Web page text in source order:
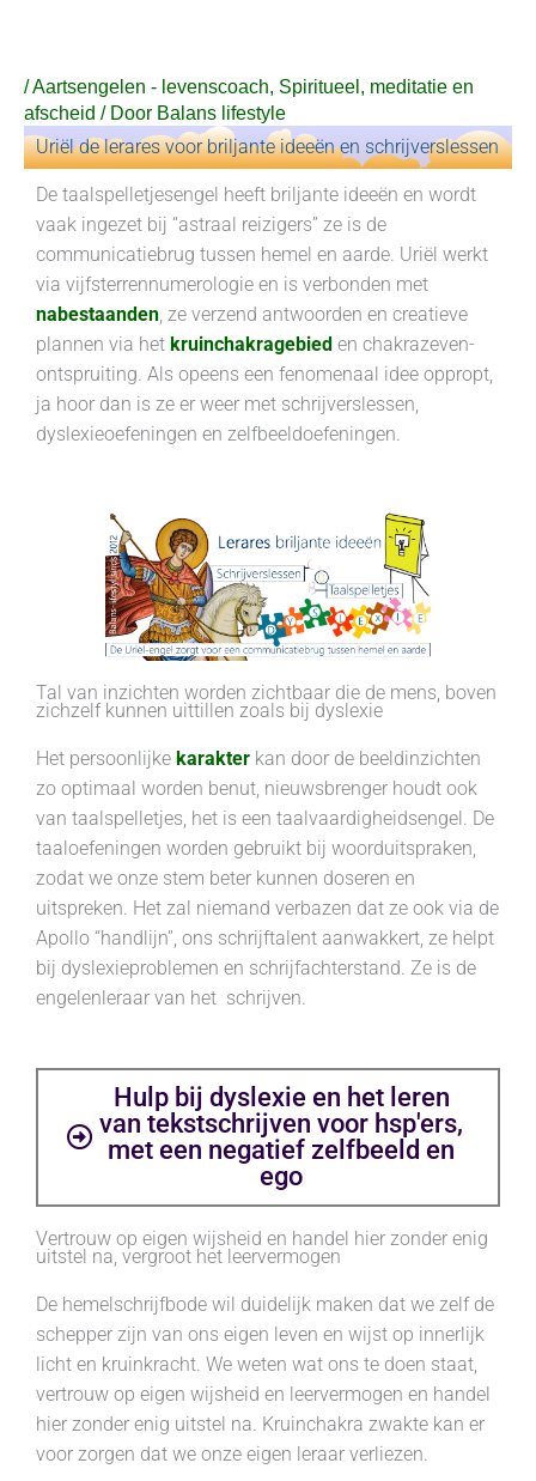
inhoud
/Aartsengelen - levenscoach, Spiritueel, meditatie en
afscheid / Door Balans lifestyle
Uriël de lerares voor briljante ideeën en schrijverslessen
De taalspelletjesengel heeft briljante ideeën en wordt
vaak ingezet bij “astraal reizigers” ze is de
communicatiebrug tussen hemel en aarde. Uriël werkt
via vijfsterrennumerologie en is verbonden met
nabestaanden, ze verzend antwoorden en creatieve
plannen via het kruinchakragebied en chakrazeven-
ontspruiting. Als opeens een fenomenaal idee oppropt,
ja hoor dan is ze er weer met schrijverslessen,
dyslexieoefeningen en zelfbeeldoefeningen.
Tal van inzichten worden zichtbaar die de mens, boven
zichzelf kunnen uittillen zoals bij dyslexie
Het persoonlijke karakter kan door de beeldinzichten
zo optimaal worden benut, nieuwsbrenger houdt ook
van taalspelletjes, het is een taalvaardigheidsengel. De
taaloefeningen worden gebruikt bij woorduitspraken,
zodat we onze stem beter kunnen doseren en
uitspreken. Het zal niemand verbazen dat ze ook via de
Apollo “handlijn”, ons schrijftalent aanwakkert, ze helpt
bij dyslexieproblemen en schrijfachterstand. Ze is de
engelenleraar van het schrijven.
Hulp bij dyslexie en het leren
van tekstschrijven voor hsp'ers,
met een negatief zelfbeeld en
ego
Vertrouw op eigen wijsheid en handel hier zonder enig
uitstel na, vergroot het leervermogen
De hemelschrijfbode wil duidelijk maken dat we zelf de
schepper zijn van ons eigen leven en wijst op innerlijk
licht en kruinkracht. We weten wat ons te doen staat,
vertrouw op eigen wijsheid en leervermogen en handel
hier zonder enig uitstel na. Kruinchakra zwakte kan er
voor zorgen dat we onze eigen leraar verliezen.